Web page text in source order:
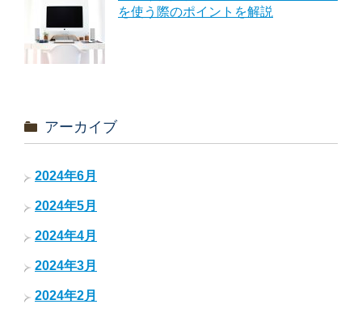
を使う際のポイントを解説
アーカイブ
2024年6月
2024年5月
2024年4月
2024年3月
2024年2月